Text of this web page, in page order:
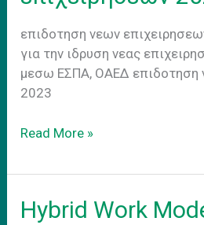
επιδοτηση νεων
για την ιδρυση νεας
μεσω ΕΣΠΑ, ΟΑΕΔ επιδοτηση
2023
Επιδοτητση
επιχειρησεων
Read More »
Hybrid Work